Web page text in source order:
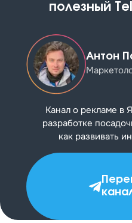
полезный
Антон
Канал о рекламе в
разработке
как развивать